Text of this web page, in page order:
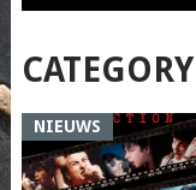
NIEUWS